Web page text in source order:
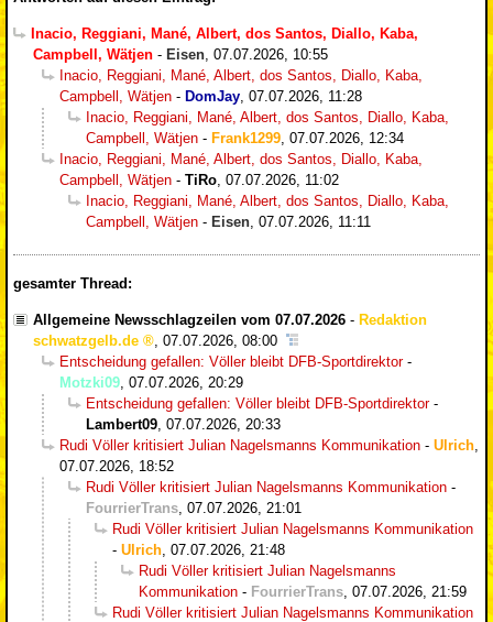
Inacio, Reggiani, Mané, Albert, dos Santos, Diallo, Kaba,
Campbell, Wätjen - Eisen, 07.07.2026, 10:55
Inacio, Reggiani, Mané, Albert, dos Santos, Diallo, Kaba,
Campbell, Wätjen - DomJay, 07.07.2026, 11:28
Inacio, Reggiani, Mané, Albert, dos Santos, Diallo, Kaba,
Campbell, Wätjen - Frank1299, 07.07.2026, 12:34
Inacio, Reggiani, Mané, Albert, dos Santos, Diallo, Kaba,
Campbell, Wätjen - TiRo, 07.07.2026, 11:02
Inacio, Reggiani, Mané, Albert, dos Santos, Diallo, Kaba,
Campbell, Wätjen - Eisen, 07.07.2026, 11:11
gesamter Thread:
Allgemeine Newsschlagzeilen vom 07.07.2026 - Redaktion
schwatzgelb.de
07.07.2026, 08:00
Entscheidung gefallen: Völler bleibt DFB-Sportdirektor-
Motzki09 07.07.2026, 20:29
Entscheidung gefallen: Völler bleibt DFB-Sportdirektor-
Lambert09 07.07.2026, 20:33
Rudi Völler kritisiert Julian Nagelsmanns Kommunikation - Ulrich
07.07.2026, 18:52
Rudi Völler kritisiert Julian Nagelsmanns Kommunikation -
FourrierTrans 07.07.2026, 21:01
Rudi Völler kritisiert Julian Nagelsmanns Kommunikation
- Ulrich 07.07.2026, 21:48
Rudi Völler kritisiert Julian Nagelsmanns
Kommunikation - FourrierTrans 07.07.2026, 21:59
Rudi Völler kritisiert Julian Nagelsmanns Kommunikation